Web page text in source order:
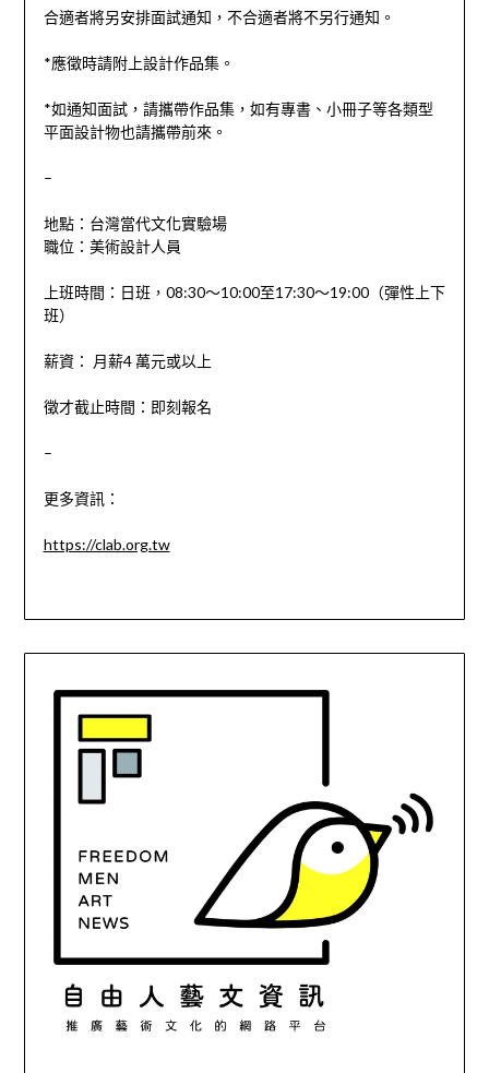
合適者將另安排面試通知，不合適者將不另行通知。
*應徵時請附上設計作品集。
*如通知面試，請攜帶作品集，如有專書、小冊子等各類型
平面設計物也請攜帶前來。
–
地點：台灣當代文化實驗場
職位：美術設計人員
上班時間： 日班，08:30〜10:00至17:30〜19:00（彈性上下
班）
薪資： 月薪4 萬元或以上
徵才截止時間： 即刻報名
–
更多資訊：
https://clab.org.tw